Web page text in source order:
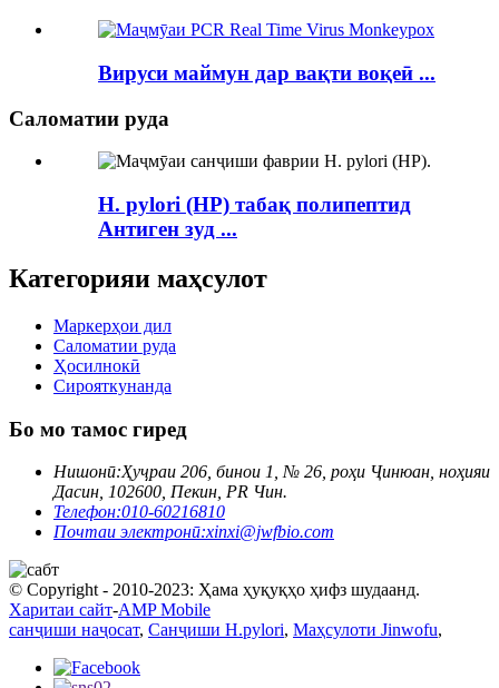
Вируси маймун дар вақти воқеӣ ...
Саломатии руда
H. pylori (HP) табақ полипептид
Антиген зуд ...
Категорияи маҳсулот
Маркерҳои дил
Саломатии руда
Ҳосилнокӣ
Сирояткунанда
Бо мо тамос гиред
Нишонӣ:Ҳуҷраи 206, бинои 1, № 26, роҳи Ҷинюан, ноҳияи
Дасин, 102600, Пекин, PR Чин.
Телефон:010-60216810
Почтаи электронӣ:xinxi@jwfbio.com
© Copyright - 2010-2023: Ҳама ҳуқуқҳо ҳифз шудаанд.
Харитаи сайт-AMP Mobile
санҷиши наҷосат, Санҷиши H.pylori, Маҳсулоти Jinwofu,